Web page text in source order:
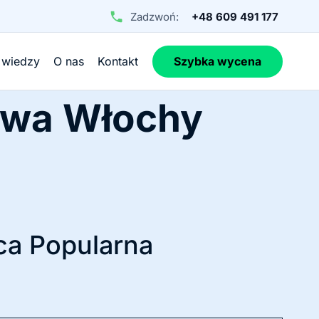
Zadzwoń: +48 609 491 177
O nas Kontakt Szybka wycena
Włochy
Popularna